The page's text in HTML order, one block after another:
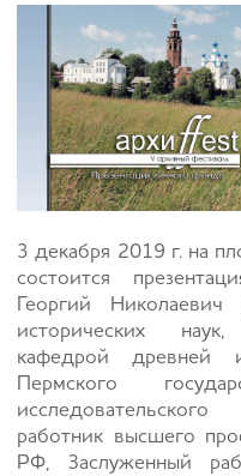
3 декабря 2019 г. на
состоится
Георгий
исторических
кафедрой древней
Пермского
работник высшего
РФ, Заслуженный